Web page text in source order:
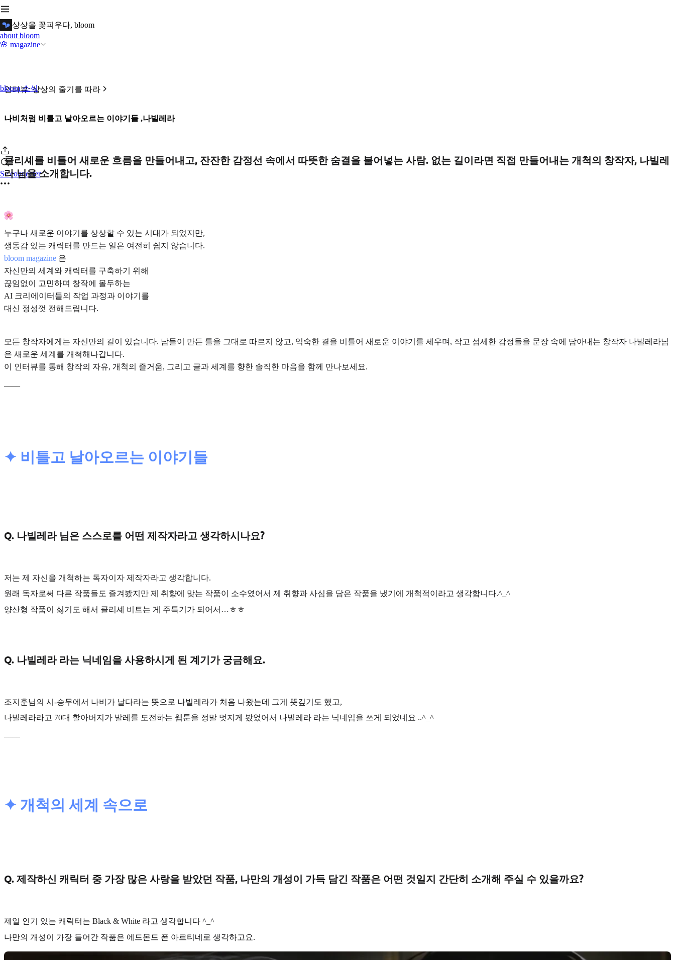
상상을 꽃피우다, bloom
about bloom
🌸 magazine
bloom 소식
Se connecter
인터뷰: 상상의 줄기를 따라
나비처럼 비틀고 날아오르는 이야기들 ,나빌레라
클리셰를 비틀어 새로운 흐름을 만들어내고, 잔잔한 감정선 속에서 따뜻한 숨결을 불어넣는 사람. 없는 길이라면 직접 만들어내는 개척의 창작자, 나빌레
라 님을 소개합니다.
누구나 새로운 이야기를 상상할 수 있는 시대가 되었지만,
생동감 있는 캐릭터를 만드는 일은 여전히 쉽지 않습니다.
bloom magazine 은
자신만의 세계와 캐릭터를 구축하기 위해
끊임없이 고민하며 창작에 몰두하는
AI 크리에이터들의 작업 과정과 이야기를
대신 정성껏 전해드립니다.
모든 창작자에게는 자신만의 길이 있습니다. 남들이 만든 틀을 그대로 따르지 않고, 익숙한 결을 비틀어 새로운 이야기를 세우며, 작고 섬세한 감정들을 문장 속에 담아내는 창작자 나빌레라님
은 새로운 세계를 개척해나갑니다.
이 인터뷰를 통해 창작의 자유, 개척의 즐거움, 그리고 글과 세계를 향한 솔직한 마음을 함께 만나보세요.
✦ 비틀고 날아오르는 이야기들
Q. 나빌레라 님은 스스로를 어떤 제작자라고 생각하시나요?
저는 제 자신을 개척하는 독자이자 제작자라고 생각합니다.
원래 독자로써 다른 작품들도 즐겨봤지만 제 취향에 맞는 작품이 소수였어서 제 취향과 사심을 담은 작품을 냈기에 개척적이라고 생각합니다.^_^
양산형 작품이 싫기도 해서 클리셰 비트는 게 주특기 가 되어서…ㅎㅎ
Q. 나빌레라 라는 닉네임을 사용하시게 된 계기가 궁금해요.
조지훈님의 시-승무에서 나비가 날다라는 뜻으로 나빌레라가 처음 나왔는데 그게 뜻깊기도 했고,
나빌레라라고 70대 할아버지가 발레를 도전하는 웹툰을 정말 멋지게 봤었어서 나빌레라 라는 닉네임을 쓰게 되었네요 ..^_^
✦ 개척의 세계 속으로
Q. 제작하신 캐릭터 중 가장 많은 사랑을 받았던 작품, 나만의 개성이 가득 담긴 작품은 어떤 것일지 간단히 소개해 주실 수 있을까요?
제일 인기 있는 캐릭터는 Black & White 라고 생각합니다 ^_^
나만의 개성이 가장 들어간 작품은 에드몬드 폰 아르티네 로 생각하고요.